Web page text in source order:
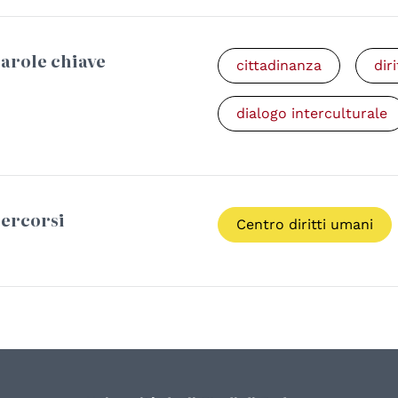
chiave cittadinanza
dialogo interculturale
Centro diritti umani